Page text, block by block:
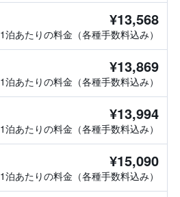
¥13,568
1泊あたりの料金（各種手数料込み）
¥13,869
1泊あたりの料金（各種手数料込み）
¥13,994
1泊あたりの料金（各種手数料込み）
¥15,090
1泊あたりの料金（各種手数料込み）